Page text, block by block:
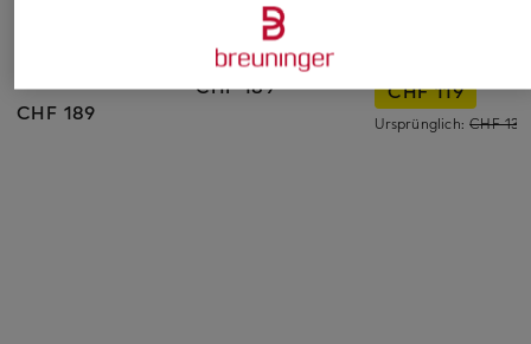
CHF 189
BIRKENSTOCK
Pantoletten BOSTON
CHF 189 CHF 119
Ursprünglich:CHF 139